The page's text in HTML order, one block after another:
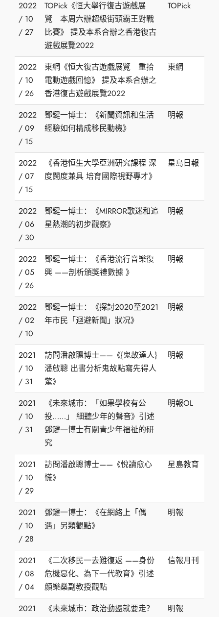
2022
/ 10
/ 27
TOPick《恒大舉行復古遊戲展
覽 本周六辦超級街頭霸王對戰
比賽》 提及本系合辦之香港復古
遊戲展覽2022
TOPick
2022
/ 10
/ 26
東網《恒大復古遊戲展覽 重拾
電動遊戲回憶》 提及本系合辦之
香港復古遊戲展覽2022
東網
2022
/ 09
/ 15
鄧鍵一博士：《新聞資訊和生活
經驗如何構成移民動機》
明報
2022
/ 07
/ 15
《香港恒生大學亞洲研究課程 深
度闊度兼具 培育國際視野專才》
星島日報
2022
/ 06
/ 30
鄧鍵一博士：《MIRROR歌迷和追
星熱潮的初步觀察》
明報
2022
/ 05
/ 26
鄧鍵一博士：《香港流行音樂復
興 ——剖析頒獎禮數據 》
明報
2022
/ 02
/ 10
鄧鍵一博士：《探討2020至2021
年市民「迴避新聞」狀况》
明報
2021
/ 10
/ 31
訪問潘啟聰博士——《{鬼故達人}
潘啟聰 出書分析鬼故點寫先得人
驚》
明報
2021
/ 10
/ 31
《未來城市：「如果學校有公
投……」 細聽少年的聲音》引述
鄧鍵一博士有關青少年福祉的研
究
明報OL
2021
/ 10
/ 29
訪問潘啟聰博士——《悅讀愈心
慌》
星島教育
2021
/ 10
/ 28
鄧鍵一博士：《在網絡上「偶
遇」另類觀點》
明報
2021
/ 08
/ 04
《二次移民一去難復返 ——身份
危機惡化、為下一代教育》引述
顏樂燊副教授觀點
信報月刊
2021
《未來城市：政治動盪就要走？
明報